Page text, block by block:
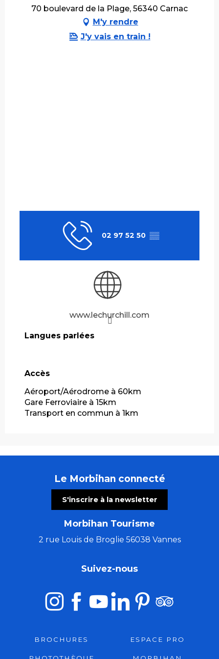
70 boulevard de la Plage, 56340 Carnac
M'y rendre
J'y vais en train !
02 97 52 50 ▒▒
www.lechurchill.com
Langues parlées
Langues parlées
Accès
Accès
Aéroport/Aérodrome à 60km
Gare Ferroviaire à 15km
Transport en commun à 1km
Le Morbihan connecté
S'inscrire à la newsletter
Morbihan Tourisme
2 rue Louis de Broglie 56038 Vannes
Suivez-nous
BROCHURES ESPACE PRO